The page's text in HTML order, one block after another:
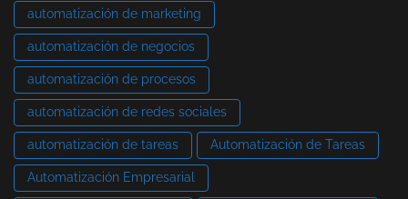
automatización de marketing
automatización de negocios
automatización de procesos
automatización de redes sociales
automatización de tareas Automatización de Tareas
Automatización Empresarial